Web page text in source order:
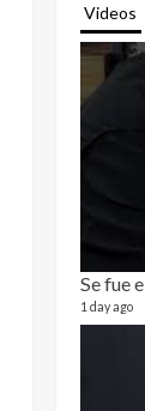
Videos
1 day ago